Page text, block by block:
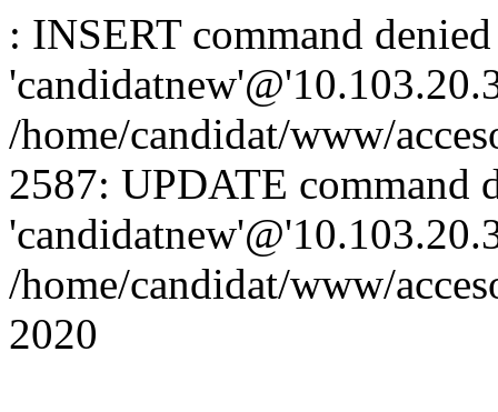
: INSERT command
/home/candidat/www/
2587: UPDATE command
/home/candidat/www/
2020